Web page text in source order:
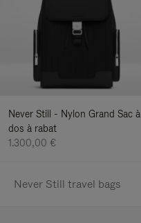
Never Still - Nylon Grand Sac à
dos à rabat
1.300,00 €
Never Still travel bags